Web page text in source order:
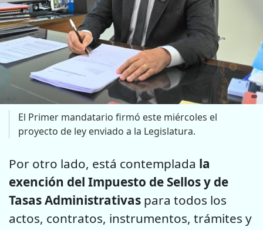
El Primer mandatario firmó este miércoles el
proyecto de ley enviado a la Legislatura.
Por otro lado, está contemplada la
exención del Impuesto de Sellos y de
Tasas Administrativas para todos los
actos, contratos, instrumentos, trámites y